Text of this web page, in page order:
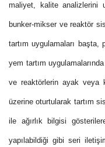
maliyet, kalite analizlerini
bunker-mikser ve reaktör
tartım uygulamaları başta,
yem tartım
ve reaktörlerin ayak veya
üzerine oturtularak tartım
ile ağırlık bilgisi
yapılabildiği gibi seri